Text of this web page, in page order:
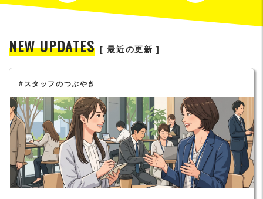
NEW UPDATES [ 最近の更新 ]
#スタッフのつぶやき